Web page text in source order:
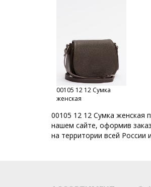
Все товары со скидкой
00105 12 12 Сумка
женская
00105 12 12 Сумка женская
нашем сайте, оформив
на территории всей России